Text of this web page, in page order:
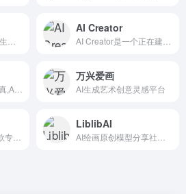
AI Creator
万兴爱画
AI生成艺术创意灵感平台
LiblibAI